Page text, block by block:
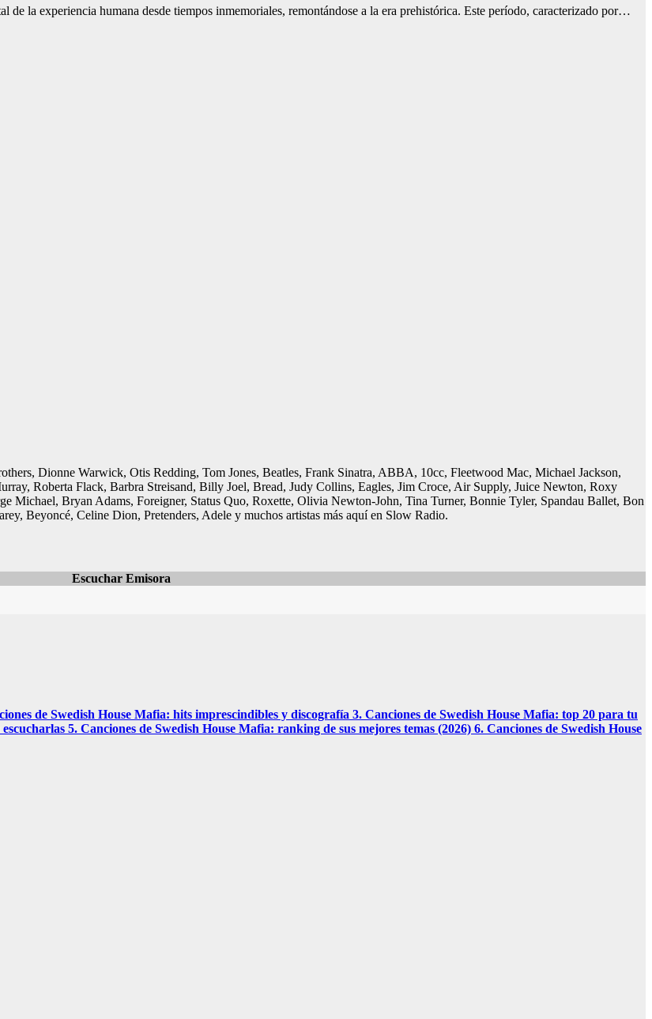
la experiencia humana desde tiempos inmemoriales, remontándose a la era prehistórica. Este período, caracterizado por…
Dionne Warwick, Otis Redding, Tom Jones, Beatles, Frank Sinatra, ABBA, 10cc, Fleetwood Mac, Michael Jackson,
Roberta Flack, Barbra Streisand, Billy Joel, Bread, Judy Collins, Eagles, Jim Croce, Air Supply, Juice Newton, Roxy
Michael, Bryan Adams, Foreigner, Status Quo, Roxette, Olivia Newton-John, Tina Turner, Bonnie Tyler, Spandau Ballet, Bon
Beyoncé, Celine Dion, Pretenders, Adele y muchos artistas más aquí en Slow Radio.
Escuchar Emisora
de Swedish House Mafia: hits imprescindibles y discografía 3. Canciones de Swedish House Mafia: top 20 para tu
5. Canciones de Swedish House Mafia: ranking de sus mejores temas (2026) 6. Canciones de Swedish House